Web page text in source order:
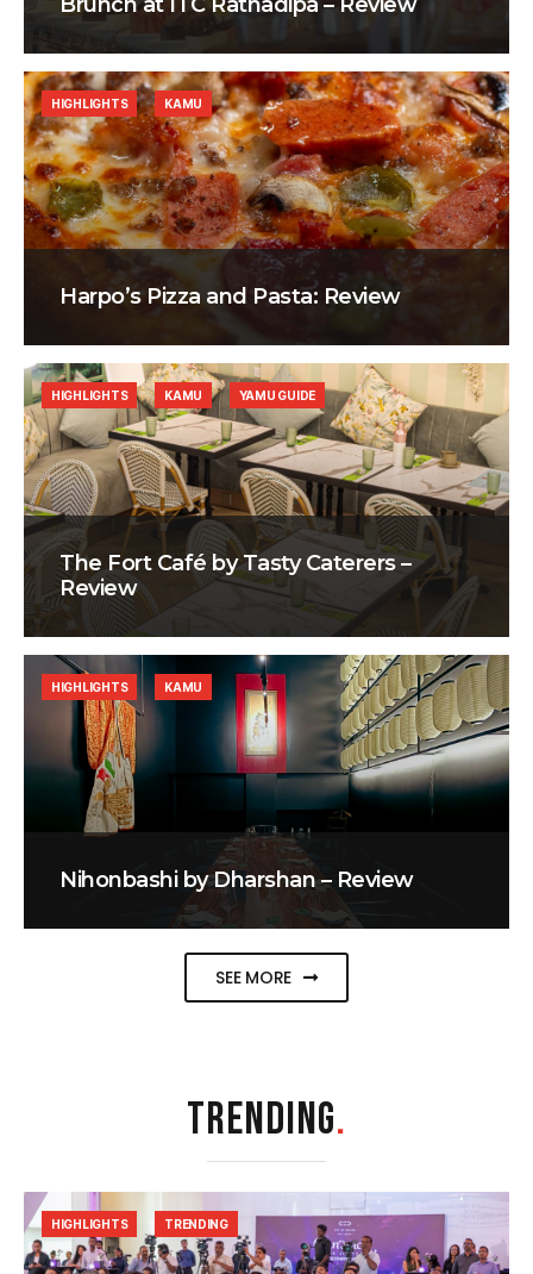
Harpo’s Pizza and Pasta: Review
HIGHLIGHTS KAMU
The Fort Café by Tasty Caterers –
Review
HIGHLIGHTS KAMU YAMU GUIDE
Nihonbashi by Dharshan – Review
HIGHLIGHTS KAMU
SEE MORE
TRENDING.
HIGHLIGHTS TRENDING